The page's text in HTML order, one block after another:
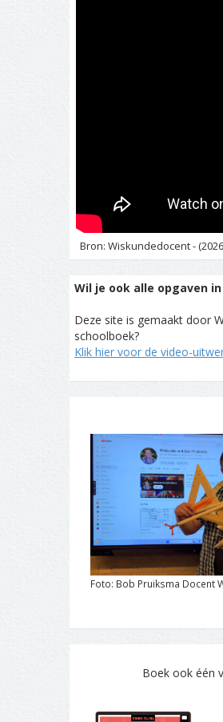
Bron: Wiskundedocent -
Wil je ook alle opgaven
Deze site is gemaakt door
schoolboek?
Klik hier voor de video-
Foto: Bob Pruiksma Docent
Boek ook één